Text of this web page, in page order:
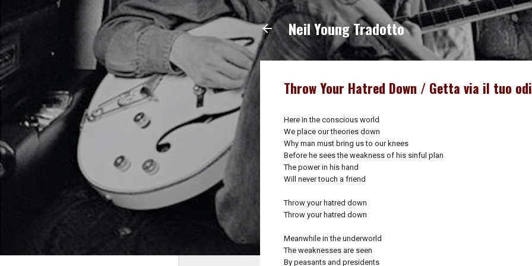
Passa ai contenuti principali
Neil Young Tradotto
Throw Your Hatred Down / Getta via il tuo
Here in the conscious world
We place our theories down
Why man must bring us to our knees
Before he sees the weakness of his sinful plan
The power in his hand
Will never touch a friend
Throw your hatred down
Throw your hatred down
Meanwhile in the underworld
The weaknesses are seen
By peasants and presidents